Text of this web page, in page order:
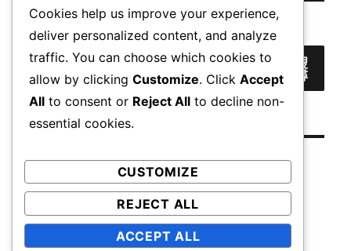
搜尋
搜
尋
心
旅
軟
體
論
文
Uncategorized
Cookies help us improve your experience,
deliver personalized content, and analyze
traffic. You can choose which cookies to
allow by clicking Customize. Click Accept
All to consent or Reject All to decline non-
essential cookies.
CUSTOMIZE
REJECT ALL
ACCEPT ALL